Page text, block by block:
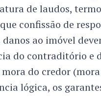
de laudos,
confissão de
ao imóvel
do contraditório e
do credor
lógica, os